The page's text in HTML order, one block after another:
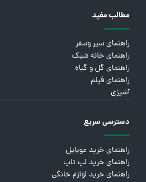
مطالب مفید
راهنمای سیر وسفر
راهنمای خانه شیک
راهنمای گل و گیاه
راهنمای فیلم
آشپزی
دسترسی سریع
راهنمای خرید موبایل
راهنمای خرید لپ تاپ
راهنمای خرید لوازم خانگی